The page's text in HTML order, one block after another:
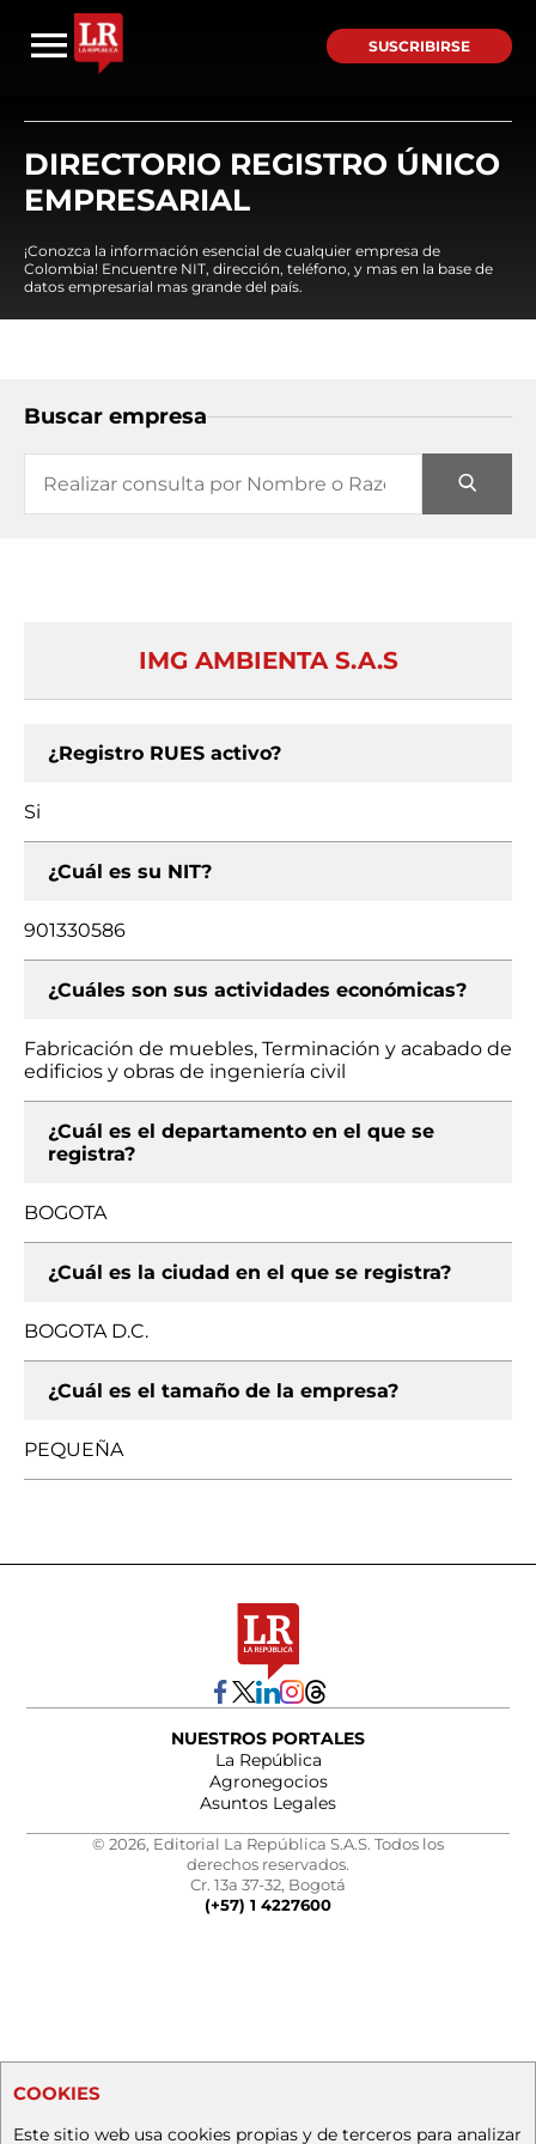
SUSCRIBIRSE
DIRECTORIO REGISTRO ÚNICO
EMPRESARIAL
¡Conozca la información esencial de cualquier empresa de
Colombia! Encuentre NIT, dirección, teléfono, y mas en la base de
datos empresarial mas grande del país.
Buscar empresa
IMG AMBIENTA S.A.S
¿Registro RUES activo?
Si
¿Cuál es su NIT?
901330586
¿Cuáles son sus actividades económicas?
Fabricación de muebles, Terminación y acabado de
edificios y obras de ingeniería civil
¿Cuál es el departamento en el que se
registra?
BOGOTA
¿Cuál es la ciudad en el que se registra?
BOGOTA D.C.
¿Cuál es el tamaño de la empresa?
PEQUEÑA
NUESTROS PORTALES
La República
Agronegocios
Asuntos Legales
© 2026, Editorial La República S.A.S. Todos los
derechos reservados.
Cr. 13a 37-32, Bogotá
(+57) 1 4227600
COOKIES
Este sitio web usa cookies propias y de terceros para analizar